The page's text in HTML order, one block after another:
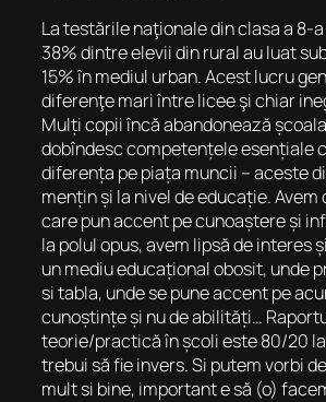
La testările naţionale din clasa a 8-
38% dintre elevii din rural au luat
15% în mediul urban. Acest lucru
diferenţe mari între licee şi chiar
Mulți copii încă abandonează
dobîndesc competențele esențiale
diferența pe piața muncii – aceste
mențin și la nivel de educație. Avem
care pun accent pe cunoaștere și
la polul opus, avem lipsă de interes
un mediu educațional obosit, unde
si tabla, unde se pune accent pe
cunoștințe și nu de abilități…
teorie/practică în școli este 80/20
trebui să fie invers. Si putem vorbi
mult si bine, important e să (o)